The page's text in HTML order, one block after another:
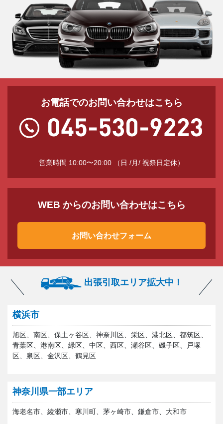
お電話でのお問い合わせはこちら
営業時間 10:00〜20:00 （日 /月/ 祝祭日定休）
WEB からのお問い合わせはこちら
お問い合わせフォーム
出張引取エリア拡大中！
横浜市
旭区、南区、保土ヶ谷区、神奈川区、栄区、港北区、都筑区、
青葉区、港南区、緑区、中区、西区、瀬谷区、磯子区、戸塚
区、泉区、金沢区、鶴見区
神奈川県一部エリア
海老名市、綾瀬市、寒川町、茅ヶ崎市、鎌倉市、大和市